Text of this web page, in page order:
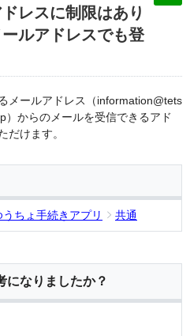
レスに制限はあり
ルアドレスでも登
メールアドレス（information@tets
からのメールを受信できるアド
だけます。
うちょ手続きアプリ 共通
になりましたか？